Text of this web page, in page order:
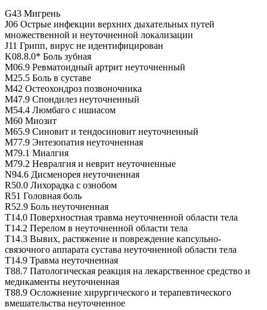
G43 Мигрень
J06 Острые инфекции верхних дыхательных путей
множественной и неуточненной локализации
J11 Грипп, вирус не идентифицирован
K08.8.0* Боль зубная
M06.9 Ревматоидный артрит неуточненный
M25.5 Боль в суставе
M42 Остеохондроз позвоночника
M47.9 Спондилез неуточненный
M54.4 Люмбаго с ишиасом
M60 Миозит
M65.9 Синовит и тендосиновит неуточненный
M77.9 Энтезопатия неуточненная
M79.1 Миалгия
M79.2 Невралгия и неврит неуточненные
N94.6 Дисменорея неуточненная
R50.0 Лихорадка с ознобом
R51 Головная боль
R52.9 Боль неуточненная
T14.0 Поверхностная травма неуточненной области тела
T14.2 Перелом в неуточненной области тела
T14.3 Вывих, растяжение и повреждение капсульно-
связочного аппарата сустава неуточненной области тела
T14.9 Травма неуточненная
T88.7 Патологическая реакция на лекарственное средство и
медикаменты неуточненная
T88.9 Осложнение хирургического и терапевтического
вмешательства неуточненное